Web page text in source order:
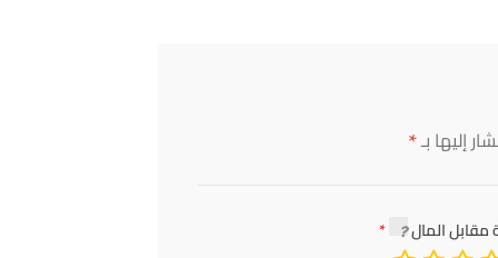
إليها بـ*
مقابل المال